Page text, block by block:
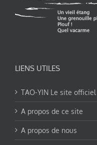
LIENS UTILES
TAO-YIN Le site
A propos de ce site
A propos de nous